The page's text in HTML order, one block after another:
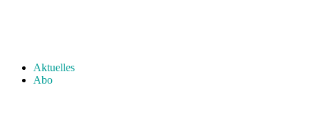
Aktuelles
Abo